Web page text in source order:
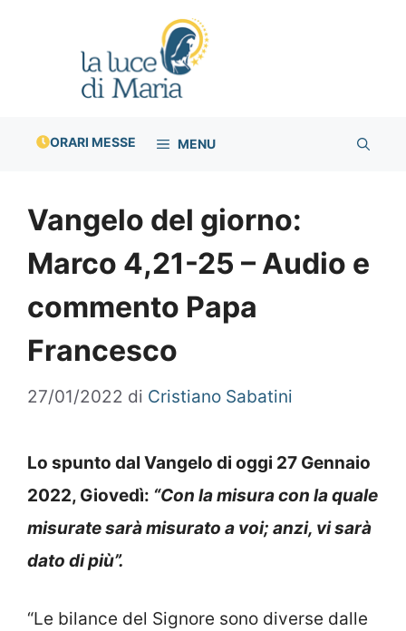
ORARI MESSE MENU
Vangelo del giorno:
Marco 4,21-25 – Audio e
commento Papa
Francesco
27/01/2022 di Cristiano Sabatini
Lo spunto dal Vangelo di oggi 27 Gennaio
2022, Giovedì: “Con la misura con la quale
misurate sarà misurato a voi; anzi, vi sarà
dato di più”.
“Le bilance del Signore sono diverse dalle